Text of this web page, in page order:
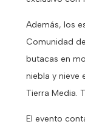
Además, los
Comunidad
butacas en
niebla y nieve
Tierra Media.
El evento